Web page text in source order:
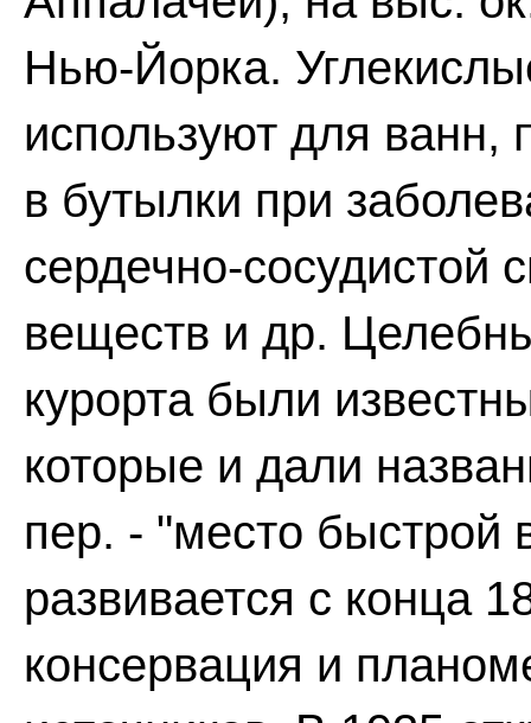
Нью-Йорка.
используют для ванн,
в бутылки при
сердечно-
веществ и др.
курорта были
которые и дали
пер. - "место быстрой
развивается с конца
консервация и